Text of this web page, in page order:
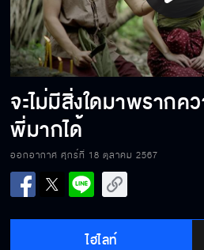
Video
จะไม่มีสิ่งใดมาพรากค
พี่มากได้
ออกอากาศ ศุกร์ที่ 18 ตุลาคม 2567
ไฮไลท์
พี่ไม่เคยเสียใจเ
มึงกลัวของจะเ
ทำไมพี่ไม่บอก